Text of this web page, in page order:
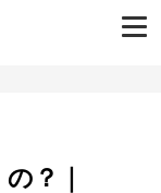
？｜